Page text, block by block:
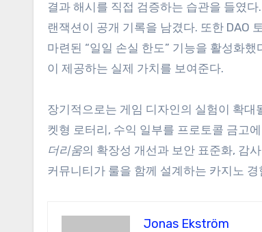
결과 해시를 직접 검증하는 습관을 들였
랜잭션이 공개 기록을 남겼다. 또한 DAO
마련된 “일일 손실 한도” 기능을 활성화했
이 제공하는 실제 가치를 보여준다.
장기적으로는 게임 디자인의 실험이 확대
켓형 로터리, 수익 일부를 프로토콜 금고
더리움의 확장성 개선과 보안 표준화, 감
커뮤니티가 룰을 함께 설계하는 카지노
Jonas Ekström